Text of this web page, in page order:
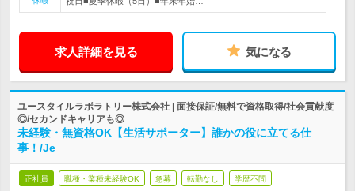
求人詳細を見る 気になる
ユースタイルラボラトリー株式会社 | 面接保証/無料で資格取得/社会貢献度
◎/セカンドキャリアも◎
未経験・無資格OK【生活サポーター】誰かの役に立てる仕
事！/Je
正社員 職種・業種未経験OK 急募 転勤なし 学歴不問